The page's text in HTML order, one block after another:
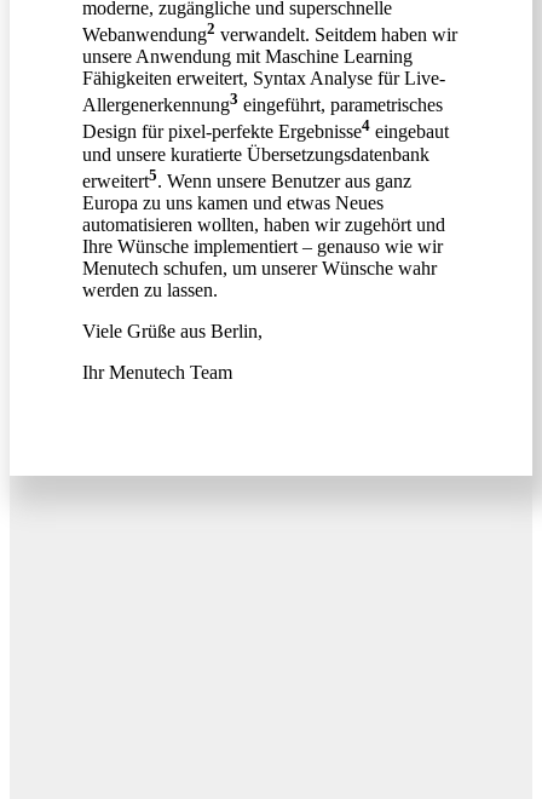
moderne, zugängliche und superschnelle
Webanwendung2 verwandelt. Seitdem haben wir
unsere Anwendung mit Maschine Learning
Fähigkeiten erweitert, Syntax Analyse für Live-
Allergenerkennung3 eingeführt, parametrisches
Design für pixel-perfekte Ergebnisse4 eingebaut
und unsere kuratierte Übersetzungsdatenbank
erweitert5. Wenn unsere Benutzer aus ganz
Europa zu uns kamen und etwas Neues
automatisieren wollten, haben wir zugehört und
Ihre Wünsche implementiert – genauso wie wir
Menutech schufen, um unserer Wünsche wahr
werden zu lassen.
Viele Grüße aus Berlin,
Ihr Menutech Team